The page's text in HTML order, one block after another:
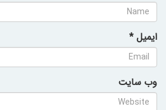
ایمیل*
وب‌ سایت